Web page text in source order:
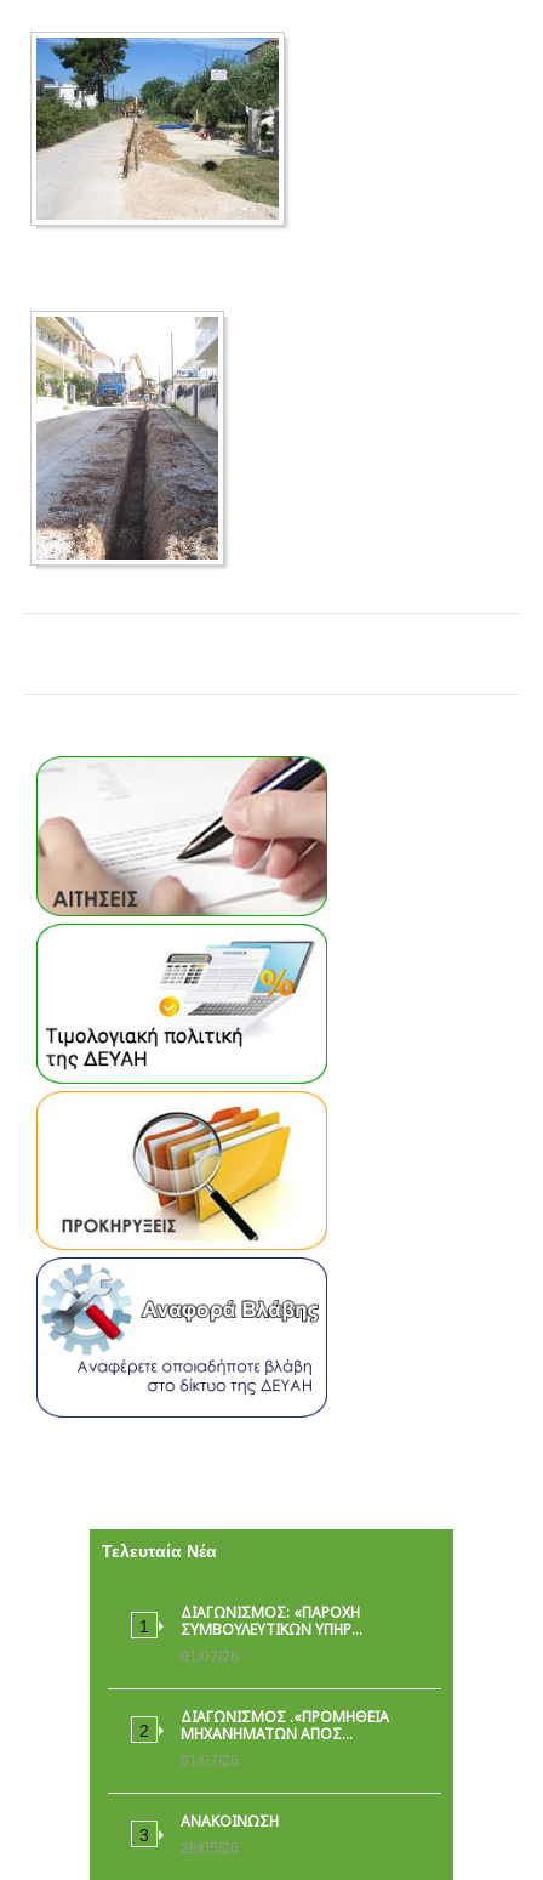
Τελευταία Νέα
ΔΙΑΓΩΝΙΣΜΟΣ: «ΠΑΡΟΧΉ
ΣΥΜΒΟΥΛΕΥΤΙΚΏΝ ΥΠΗΡ…
01/07/26
ΔΙΑΓΩΝΙΣΜΟΣ .«ΠΡΟΜΗΘΕΙΑ
ΜΗΧΑΝΗΜΑΤΩΝ ΑΠΟΣ…
01/07/26
ΑΝΑΚΟΙΝΩΣΗ
28/05/26